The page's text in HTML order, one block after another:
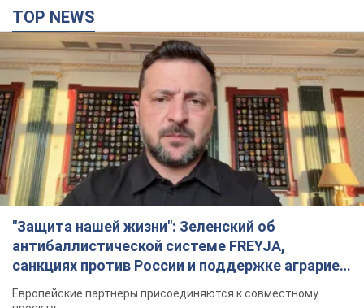
TOP NEWS
"Защита нашей жизни": Зеленский об
антибаллистической системе FREYJA,
санкциях против России и поддержке аграриев.
Видео
Европейские партнеры присоединяются к совместному